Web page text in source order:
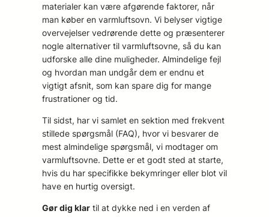
materialer kan være afgørende faktorer, når
man køber en varmluftsovn. Vi belyser vigtige
overvejelser vedrørende dette og præsenterer
nogle alternativer til varmluftsovne, så du kan
udforske alle dine muligheder. Almindelige fejl
og hvordan man undgår dem er endnu et
vigtigt afsnit, som kan spare dig for mange
frustrationer og tid.
Til sidst, har vi samlet en sektion med frekvent
stillede spørgsmål (FAQ), hvor vi besvarer de
mest almindelige spørgsmål, vi modtager om
varmluftsovne. Dette er et godt sted at starte,
hvis du har specifikke bekymringer eller blot vil
have en hurtig oversigt.
Gør dig klar til at dykke ned i en verden af